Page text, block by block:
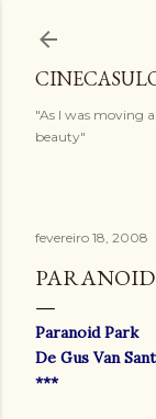
"As I was moving
beauty"
fevereiro 18, 2008
Paranoid Park
De Gus Van Sant
***